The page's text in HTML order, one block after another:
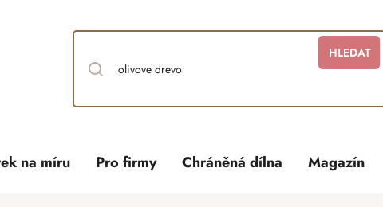
HLEDAT
na míru Pro firmy Chráněná dílna Magazín